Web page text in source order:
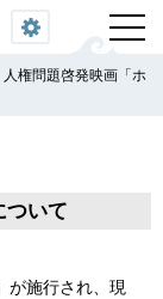
閲覧機能
人権問題啓発映画「ホ
ついて
が施行され、現